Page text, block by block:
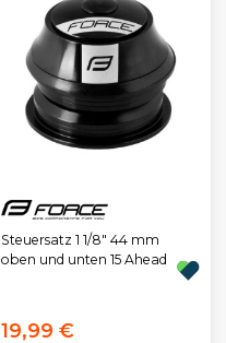
Steuersatz 1 1/8" 44 mm
oben und unten 15 Ahead
19,99 €